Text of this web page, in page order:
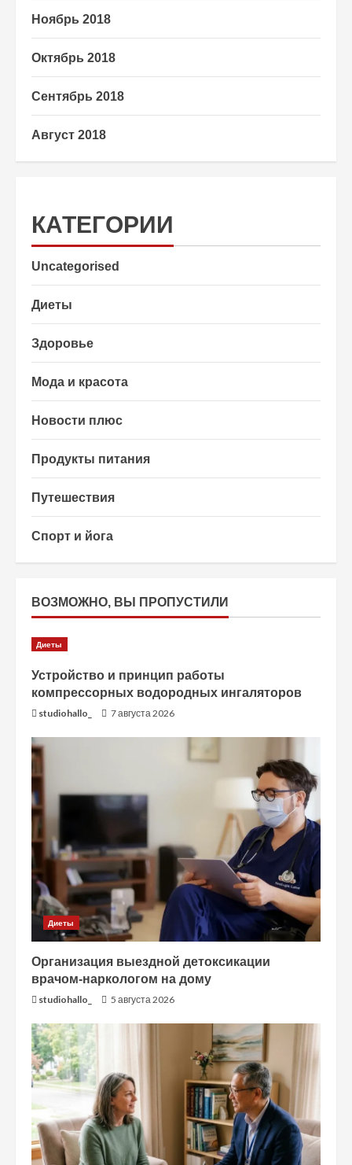
Ноябрь 2018
Октябрь 2018
Сентябрь 2018
Август 2018
КАТЕГОРИИ
Uncategorised
Диеты
Здоровье
Мода и красота
Новости плюс
Продукты питания
Путешествия
Спорт и йога
ВОЗМОЖНО, ВЫ ПРОПУСТИЛИ
Диеты
Устройство и принцип работы
компрессорных водородных ингаляторов
studiohallo_ 7 августа 2026
Диеты
Организация выездной детоксикации
врачом-наркологом на дому
studiohallo_ 5 августа 2026